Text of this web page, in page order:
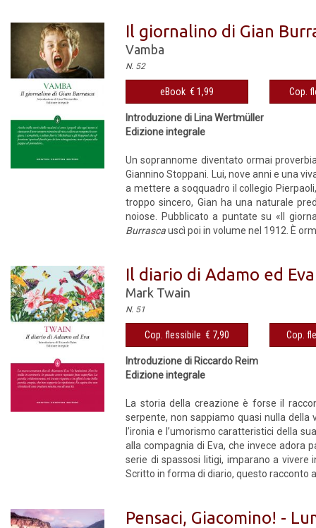
Il giornalino di Gian
Vamba
N. 52
eBook € 1,99 Cop.
Introduzione di Lina Wertmüller
Edizione integrale
Un soprannome diventato ormai
Giannino Stoppani. Lui, nove anni e una
a mettere a soqquadro il collegio
troppo sincero, Gian ha una naturale
noiose. Pubblicato a puntate su «Il
Burrascauscì poi in volume nel 1912. È
Il diario di Adamo ed Eva
Mark Twain
N. 51
Cop. flessibile € 7,90 Cop.
Introduzione di Riccardo Reim
Edizione integrale
La storia della creazione è forse il
serpente, non sappiamo quasi nulla
l’ironia e l’umorismo caratteristici della
alla compagnia di Eva, che invece adora
serie di spassosi litigi, imparano a
Scritto in forma di diario, questo racconto
Pensaci, Giacomino! -